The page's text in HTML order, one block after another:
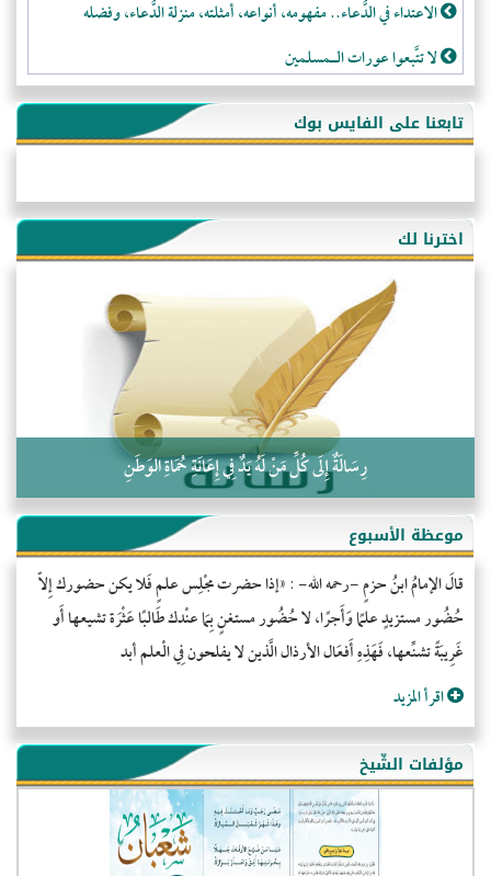
الاعتداء في الدُّعاء.. مفهومه، أنواعه، أمثلته، منزلة الدُّعاء، وفضله
لا تتَّبعوا عورات الـمسلمين
فقه النَّصيحة عند الصَّحابة الكرام رضي الله عنهم
لَا عِزَّةَ إِلَّا بِالإِسْلَامِ
هذه سبيلنا فماذا تنقمون؟!
أُسُـسُ بَـيْـتِ الـمُسْـلِمِ
التَّعْلِيمُ القُرْآنِي
كلمة إلى إخواني السلفيين في الجزائر
تابعنا على الفايس بوك
اخترنا لك
رِسَالَةٌ إِلَى كُلِّ مَنْ لَهُ يَدٌ فِي إِعَانَةِ حُمَاةِ الوَطَنِ
موعظة الأسبوع
قالَ الإمامُ ابنُ حزمٍ -رحمه الله- : «إذا حضرت مجْلِس علمٍ فَلا يكن حضورك إِلاّ
حُضُور مستزيدٍ علمًا وَأَجرًا، لا حُضُور مستغنٍ بِمَا عنْدك طَالبًا عَثْرَة تشيعها أَو
غَرِيبَةً تشنِّعها، فَهَذِهِ أَفعَال الأرذال الَّذين لا يفلحون فِي الْعلم أبد
اقرأ المزيد
مؤلفات الشّيخ